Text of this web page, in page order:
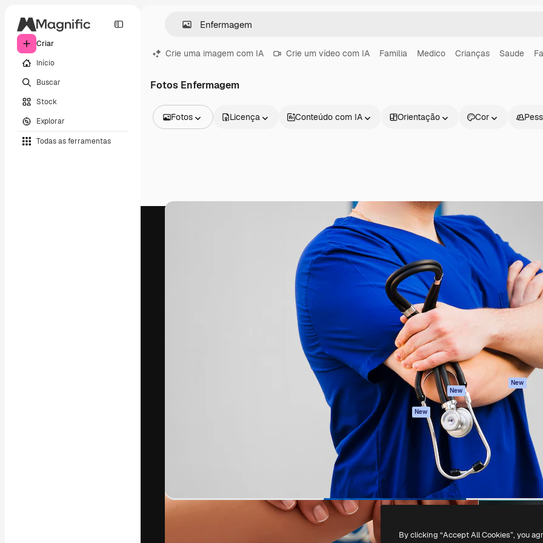
Criar
Início
Buscar
Stock
Explorar
Todas as ferramentas
Crie uma imagem com IA Crie um vídeo com IA Familia Medico Crianças Saude
Fotos Enfermagem
Fotos
Vídeos
Licença Conteúdo com IA Orientação Cor
A plataforma criativa para você direcionar
seu melhor trabalho. Mais de 1 milhão de
assinantes entre criativos, empresas,
Produtos
Spaces
Assistente de IA
Gerador de
imagens
Gerador de vídeos
Texto para voz
Conteúdo de stock
MCP para
Claude/ChatGPT
New
Agentes New
API
App móvel
Todas as
ferramentas
Começar
Academy
Documentação
Atendimento
condições
Política de
privacidade
New
Política de cookies
Central de
confiabilidade
Afiliados
Empresas
Copyright © 2010-2026Freepik Company S.L.U.Todos os direitos reservados.
By clicking “Accept All Cookies”, you